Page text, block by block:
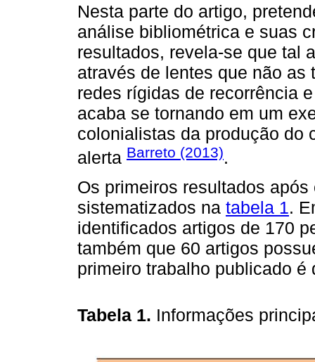
Nesta parte do artigo,
análise bibliométrica e suas
resultados, revela-se que tal
através de lentes que não
redes rígidas de recorrência
acaba se tornando em um
colonialistas da produção do
alerta Barreto (2013).
Os primeiros resultados
sistematizados na tabela 1.
identificados artigos de 170
também que 60 artigos
primeiro trabalho publicado é
Tabela 1. Informações